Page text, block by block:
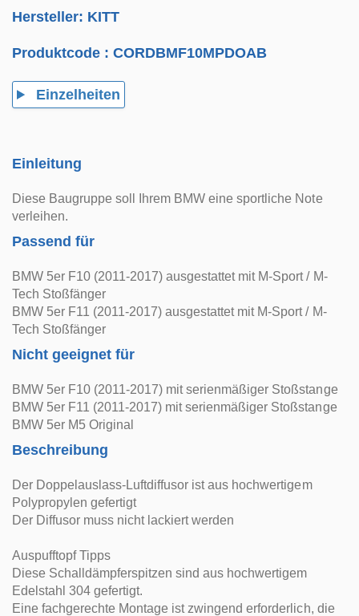
Hersteller: KITT
Produktcode :CORDBMF10MPDOAB
Einzelheiten
Einleitung
Diese Baugruppe soll Ihrem BMW eine sportliche Note
verleihen.
Passend für
BMW 5er F10 (2011-2017) ausgestattet mit M-Sport / M-
Tech Stoßfänger
BMW 5er F11 (2011-2017) ausgestattet mit M-Sport / M-
Tech Stoßfänger
Nicht geeignet für
BMW 5er F10 (2011-2017) mit serienmäßiger Stoßstange
BMW 5er F11 (2011-2017) mit serienmäßiger Stoßstange
BMW 5er M5 Original
Beschreibung
Der Doppelauslass-Luftdiffusor ist aus hochwertigem
Polypropylen gefertigt
Der Diffusor muss nicht lackiert werden
Auspufftopf Tipps
Diese Schalldämpferspitzen sind aus hochwertigem
Edelstahl 304 gefertigt.
Eine fachgerechte Montage ist zwingend erforderlich, die